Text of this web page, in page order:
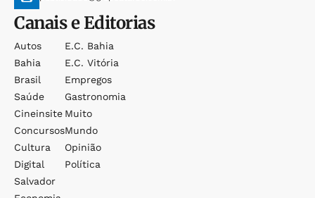
Canais e Editorias
Autos
Bahia
Brasil
Saúde
Cineinsite
Concursos
Cultura
Digital
Salvador
E.c. Bahia
E.c. Vitória
Empregos
Gastronomia
Muito
Mundo
Opinião
Política